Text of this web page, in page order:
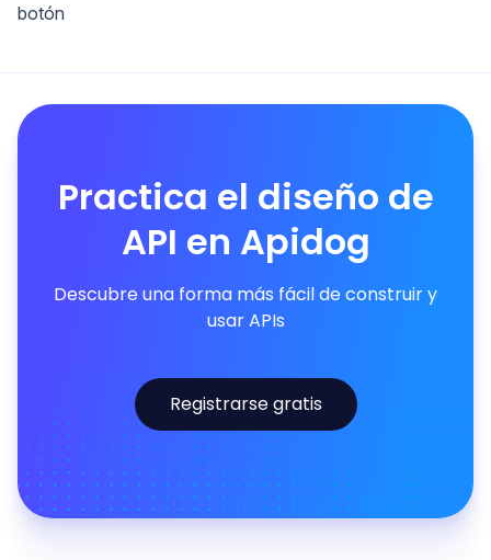
botón
Practica el diseño de
API en Apidog
Descubre una forma más fácil de construir y
usar APIs
Registrarse gratis